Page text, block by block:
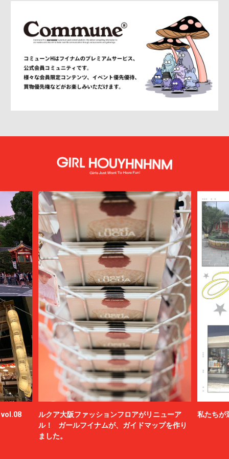
vol.08
ルクア大阪ファッションフロアがリニューア
ル！ ガールフイナムが、ガイドマップを作り
ました。
私たちが